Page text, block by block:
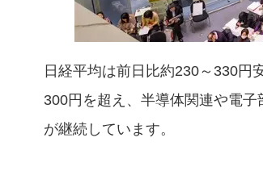
日経平均は前日比約230～330円安
300円を超え、半導体関連や電
が継続しています。